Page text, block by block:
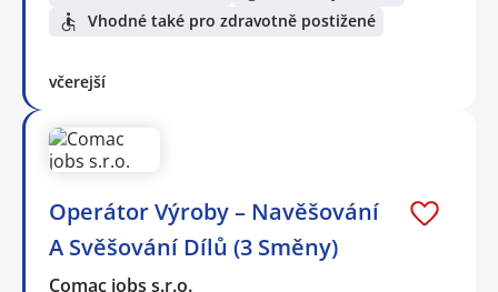
Vhodné také pro zdravotně postižené
včerejší
Operátor Výroby – Navěšování
A Svěšování Dílů (3 Směny)
Comac jobs s.r.o.